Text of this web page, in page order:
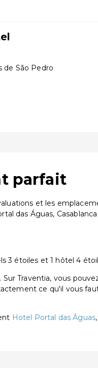
de São Pedro
parfait
et les
das Águas,
3 étoiles et 1 hôtel 4
Traventia, vous
ce qu'il vous
Hotel Portal das Águas,